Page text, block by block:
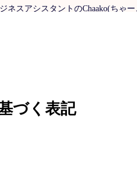
ネスアシスタントのChaako(ちゃー
づく表記